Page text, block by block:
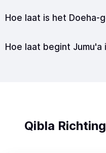
Hoe laat is het Doeha-
Hoe laat begint Jumu'a
Qibla